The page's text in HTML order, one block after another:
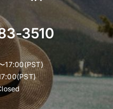
3510
17:00(PST)